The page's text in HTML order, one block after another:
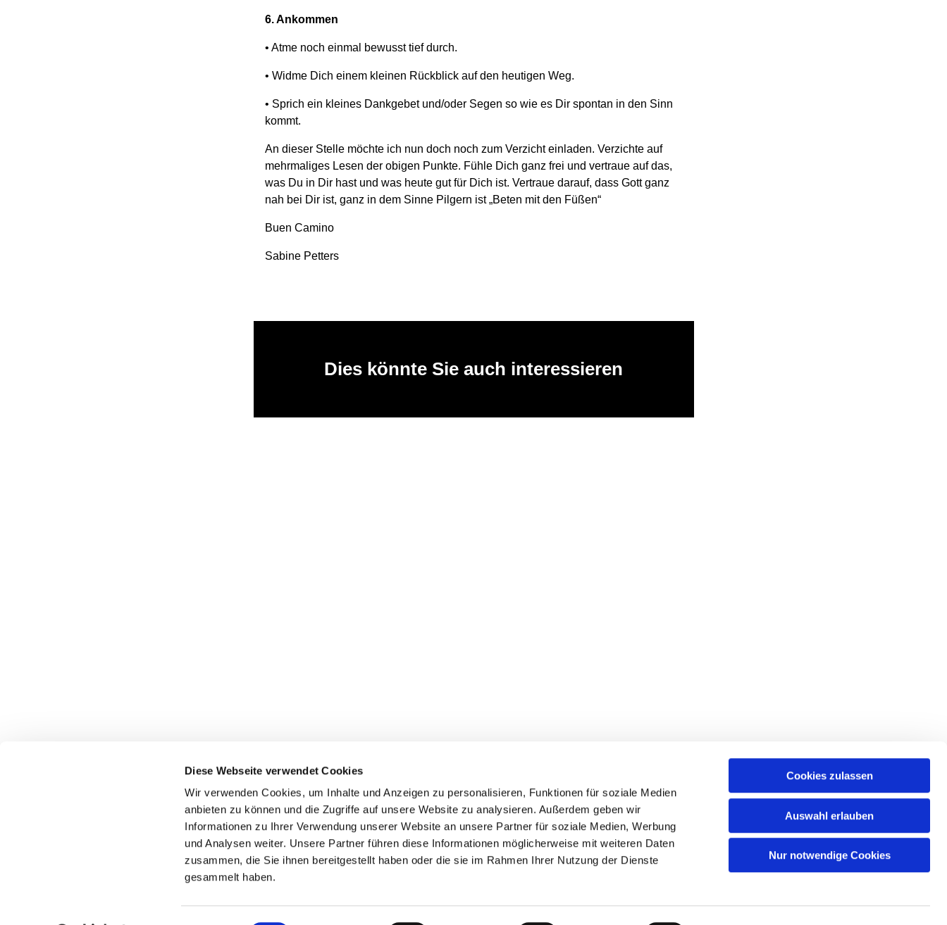
Diese Webseite verwendet Cookies
Wir verwenden Cookies, um Inhalte und Anzeigen zu personalisieren, Funktionen für soziale Medien
anbieten zu können und die Zugriffe auf unsere Website zu analysieren. Außerdem geben wir
Informationen zu Ihrer Verwendung unserer Website an unsere Partner für soziale Medien, Werbung
und Analysen weiter. Unsere Partner führen diese Informationen möglicherweise mit weiteren Daten
zusammen, die Sie ihnen bereitgestellt haben oder die sie im Rahmen Ihrer Nutzung der Dienste
gesammelt haben.
Cookies zulassen
Auswahl erlauben
Nur notwendige Cookies
6. Ankommen
• Atme noch einmal bewusst tief durch.
• Widme Dich einem kleinen Rückblick auf den heutigen Weg.
• Sprich ein kleines Dankgebet und/oder Segen so wie es Dir spontan in den Sinn
kommt.
An dieser Stelle möchte ich nun doch noch zum Verzicht einladen. Verzichte auf
mehrmaliges Lesen der obigen Punkte. Fühle Dich ganz frei und vertraue auf das,
was Du in Dir hast und was heute gut für Dich ist. Vertraue darauf, dass Gott ganz
nah bei Dir ist, ganz in dem Sinne Pilgern ist „Beten mit den Füßen“
Buen Camino
Sabine Petters
Dies könnte Sie auch interessieren
Katholische Kirchengemeinde Pfarrei St. Bernhard Stralsund/Rügen/Demmin • Frankenstr. 39 • 18439 Stralsund
Hinweisgebersystem